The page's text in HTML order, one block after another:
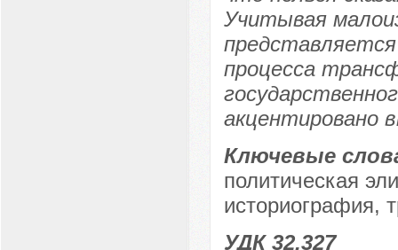
Учитывая
процесса
акцентировано
Ключевые
политическая
историография,
УДК 32.327